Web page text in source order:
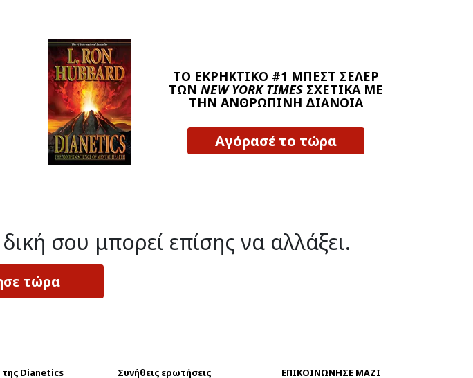
ΤΟ ΕΚΡΗΚΤΙΚΟ #1 ΜΠΕΣΤ ΣΕΛΕΡ
ΤΩΝ NEW YORK TIMESΣΧΕΤΙΚΑ ΜΕ
ΤΗΝ ΑΝΘΡΩΠΙΝΗ ΔΙΑΝΟΙΑ
Αγόρασέ το τώρα
σου μπορεί επίσης να αλλάξει.
τώρα
της Dianetics Συνήθεις ερωτήσεις ΕΠΙΚΟΙΝΩΝΗΣΕ ΜΑΖΙ